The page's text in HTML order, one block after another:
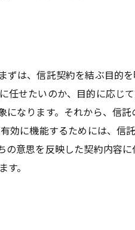
は、信託契約を結ぶ目的
せたいのか、目的に応じ
なります。それから、信
効に機能するためには、信
意思を反映した契約内容
。